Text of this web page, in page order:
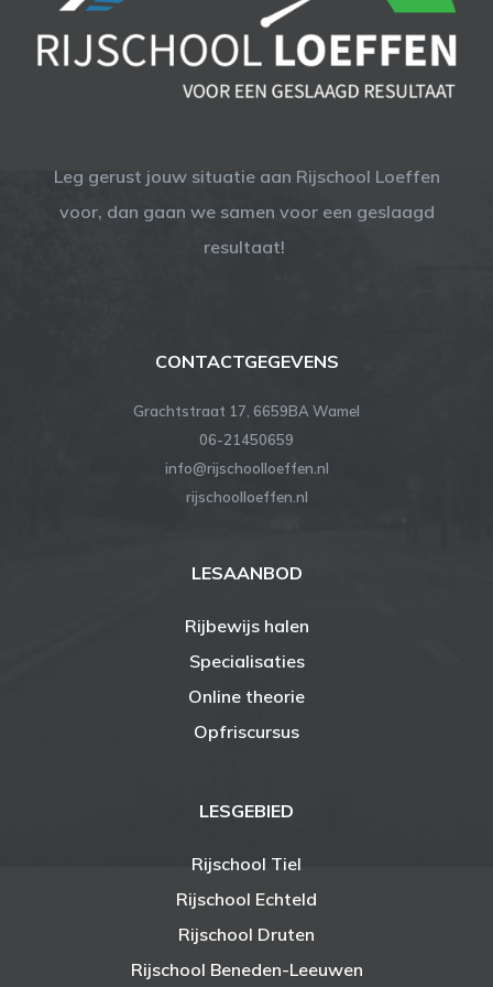
Leg gerust jouw situatie aan Rijschool Loeffen
voor, dan gaan we samen voor een geslaagd
resultaat!
CONTACTGEGEVENS
Grachtstraat 17, 6659BA Wamel
06-21450659
info@rijschoolloeffen.nl
rijschoolloeffen.nl
LESAANBOD
Rijbewijs halen
Specialisaties
Online theorie
Opfriscursus
LESGEBIED
Rijschool Tiel
Rijschool Echteld
Rijschool Druten
Rijschool Beneden-Leeuwen